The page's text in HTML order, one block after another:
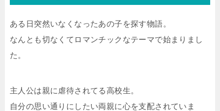
ある日突然いなくなったあの子を探す物語。
なんとも切なくてロマンチックなテーマで始まりまし
た。
主人公は親に虐待されてる高校生。
自分の思い通りにしたい両親に心を支配されていま